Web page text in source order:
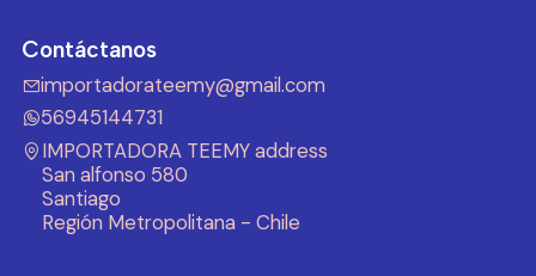
Contáctanos
importadorateemy@gmail.com
56945144731
IMPORTADORA TEEMY address
San alfonso 580
Santiago
Región Metropolitana - Chile